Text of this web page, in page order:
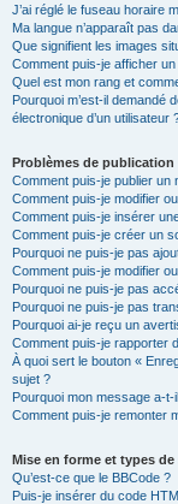
J’ai réglé le fuseau horaire
Ma langue n’apparaît pas
Que signifient les images
Comment puis-je afficher
Quel est mon rang et
Pourquoi m’est-il demandé
électronique d’un utilisateur
Problèmes de publication
Comment puis-je publier un
Comment puis-je modifier
Comment puis-je insérer
Comment puis-je créer un
Pourquoi ne puis-je pas
Comment puis-je modifier
Pourquoi ne puis-je pas
Pourquoi ne puis-je pas
Pourquoi ai-je reçu un
Comment puis-je rapporter
À quoi sert le bouton «
sujet ?
Pourquoi mon message a-t-
Comment puis-je remonter
Mise en forme et types
Qu’est-ce que le BBCode ?
Puis-je insérer du code